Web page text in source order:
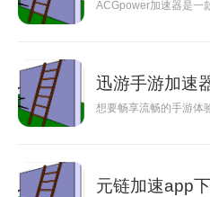
ACGpower加速器是一
迅游手游加速
想要畅享流畅的手游体
元链加速app